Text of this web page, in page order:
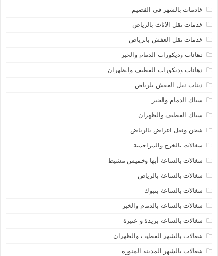
خادمات بالشهر في القصيم
خدمات نقل الاثاث بالرياض
خدمات نقل العفش بالرياض
دهانات وديكورات الدمام والخبر
دهانات وديكورات القطيف والظهران
دينات نقل العفش بلرياض
سباك الدمام والخبر
سباك القطيف والظهران
شحن ونقل اغراض بالرياض
شغالات بالخرج والمزاحمية
شغالات بالساعة أبها وخميس مشيط
شغالات بالساعة بالرياض
شغالات بالساعة بتبوك
شغالات بالساعه بالدمام والخبر
شغالات بالساعه بريدة و عنيزة
شغالات بالشهر القطيف والظهران
شغالات بالشهر المدينة المنورة